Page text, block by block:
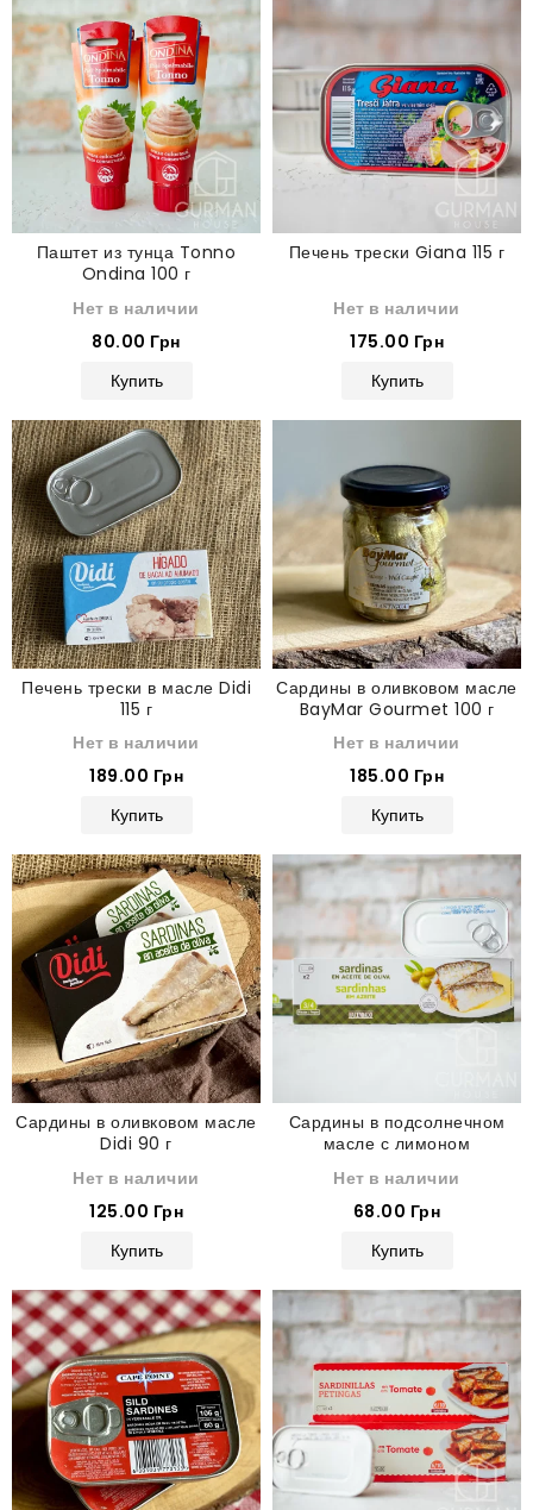
Паштет из тунца Tonno
Ondina 100 г
Нет в наличии
80.00 Грн
Купить
Печень трески Giana 115 г
Нет в наличии
175.00 Грн
Купить
Печень трески в масле Didi
115 г
Нет в наличии
189.00 Грн
Купить
Сардины в оливковом масле
BayMar Gourmet 100 г
Нет в наличии
185.00 Грн
Купить
Сардины в оливковом масле
Didi 90 г
Нет в наличии
125.00 Грн
Купить
Сардины в подсолнечном
масле с лимоном
Нет в наличии
68.00 Грн
Купить